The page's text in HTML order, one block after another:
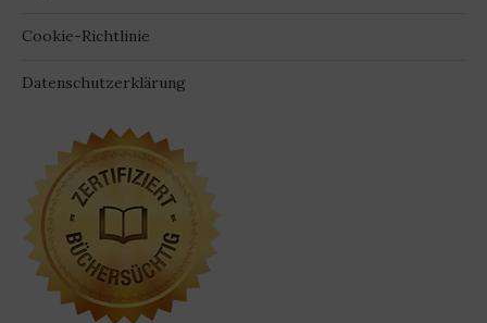
Cookie-Richtlinie
Datenschutzerklärung